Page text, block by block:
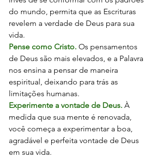
do mundo, permita que as Escrituras
revelem a verdade de Deus para sua
vida.
Pense como Cristo. Os pensamentos
de Deus são mais elevados, e a Palavra
nos ensina a pensar de maneira
espiritual, deixando para trás as
limitações humanas.
Experimente a vontade de Deus. À
medida que sua mente é renovada,
você começa a experimentar a boa,
agradável e perfeita vontade de Deus
em sua vida.